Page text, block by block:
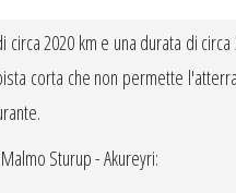
2020 km e una durata di
corta che non permette
Sturup - Akureyri: